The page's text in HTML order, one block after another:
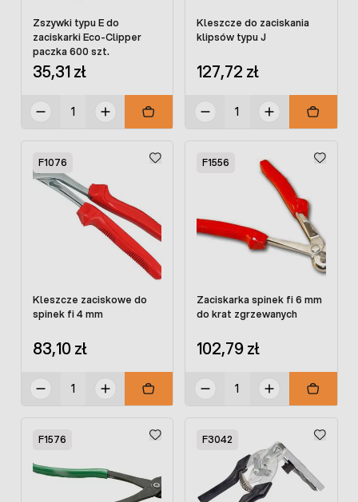
Zszywki typu E do
zaciskarki Eco-Clipper
paczka 600 szt.
35,31 zł
Kleszcze do zaciskania
klipsów typu J
127,72 zł
F1076
Kleszcze zaciskowe do
spinek fi 4 mm
83,10 zł
F1556
Zaciskarka spinek fi 6 mm
do krat zgrzewanych
102,79 zł
F1576 F3042